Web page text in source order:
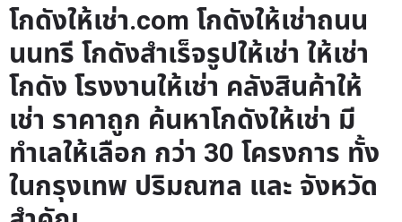
โกดังให้เช่า.com โกดังให้เช่าถนน
นนทรี โกดังสำเร็จรูปให้เช่า ให้เช่า
โกดัง โรงงานให้เช่า คลังสินค้าให้
เช่า ราคาถูก ค้นหาโกดังให้เช่า มี
ทำเลให้เลือก กว่า 30 โครงการ ทั้ง
ในกรุงเทพ ปริมณฑล และ จังหวัด